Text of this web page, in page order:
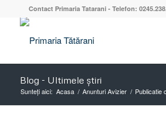
Contact Primaria Tatarani - Telefon:
Blog - Ultimele știri
Sunteți aici: Acasa / Anunturi Avizier / Publicatie